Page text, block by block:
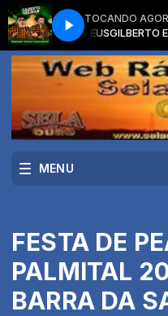
TOCANDO
ULTIMO ADEUS GILBERTO E
MENU
FESTA DE
PALMITAL
BARRA DA